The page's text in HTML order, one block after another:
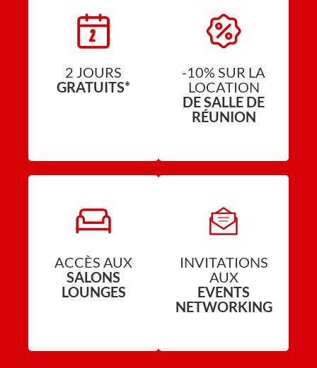
2 JOURS
GRATUITS*
-10% SUR LA
LOCATION
DE SALLE DE
RÉUNION
ACCÈS AUX
SALONS
LOUNGES
INVITATIONS
AUX
EVENTS
NETWORKING